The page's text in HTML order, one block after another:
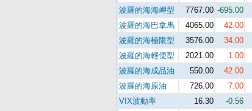
波羅的海海岬型
7767.00 -695.00
波羅的海巴拿馬
4065.00 42.00
波羅的海極限型
3576.00 34.00
波羅的海輕便型
2021.00 1.00
波羅的海成品油
550.00 42.00
波羅的海原油
726.00 7.00
VIX波動率
16.30 -0.56